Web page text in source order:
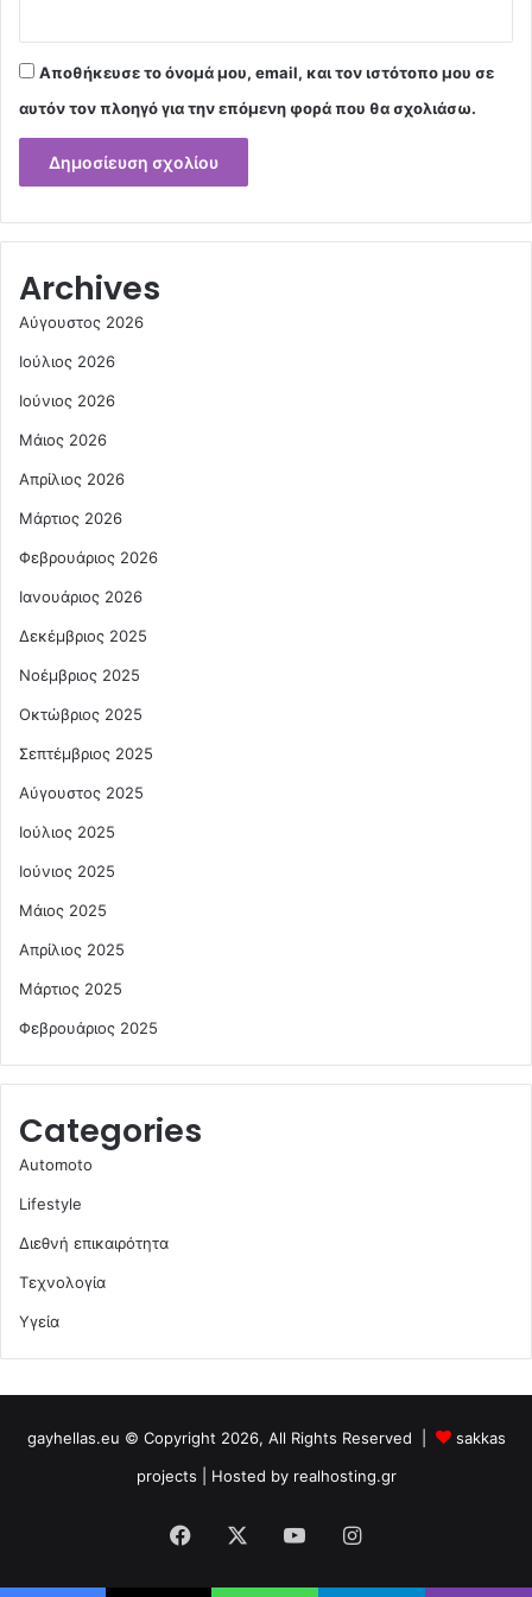
Αποθήκευσε το όνομά μου, email, και τον ιστότοπο μου σε
αυτόν τον πλοηγό για την επόμενη φορά που θα σχολιάσω.
Archives
Αύγουστος 2026
Ιούλιος 2026
Ιούνιος 2026
Μάιος 2026
Απρίλιος 2026
Μάρτιος 2026
Φεβρουάριος 2026
Ιανουάριος 2026
Δεκέμβριος 2025
Νοέμβριος 2025
Οκτώβριος 2025
Σεπτέμβριος 2025
Αύγουστος 2025
Ιούλιος 2025
Ιούνιος 2025
Μάιος 2025
Απρίλιος 2025
Μάρτιος 2025
Φεβρουάριος 2025
Categories
Automoto
Lifestyle
Διεθνή επικαιρότητα
Τεχνολογία
Υγεία
gayhellas.eu © Copyright 2026, All Rights Reserved |
sakkas
projects | Hosted by realhosting.gr
Facebook YouTubeInstagram